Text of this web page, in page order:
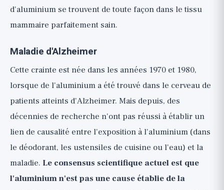
d'aluminium se trouvent de toute façon dans le tissu
mammaire parfaitement sain.
Maladie d'Alzheimer
Cette crainte est née dans les années 1970 et 1980,
lorsque de l'aluminium a été trouvé dans le cerveau de
patients atteints d'Alzheimer. Mais depuis, des
décennies de recherche n'ont pas réussi à établir un
lien de causalité entre l'exposition à l'aluminium (dans
le déodorant, les ustensiles de cuisine ou l'eau) et la
maladie. Le consensus scientifique actuel est que
l'aluminium n'est pas une cause établie de la